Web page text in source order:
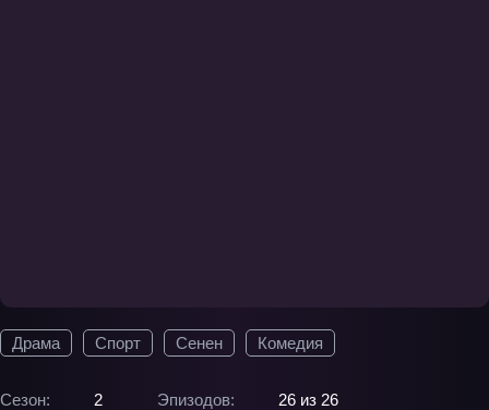
Драма Спорт Сенен Комедия
Сезон: 2 Эпизодов:
26 из 26